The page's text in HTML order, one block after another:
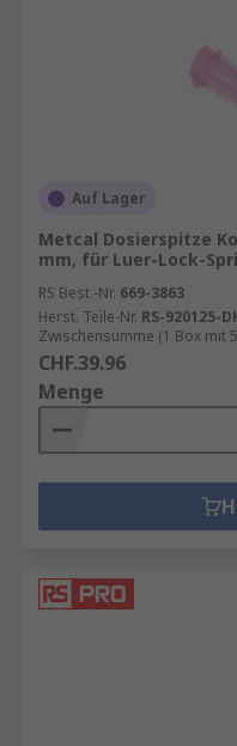
Auf Lager
Metcal Dosierspitze
mm, für Luer-Lock-
RS Best.-Nr. 669-3863
Herst. Teile-Nr. RS-920125-
Zwischensumme (1 Box mit
CHF.39.96
Menge